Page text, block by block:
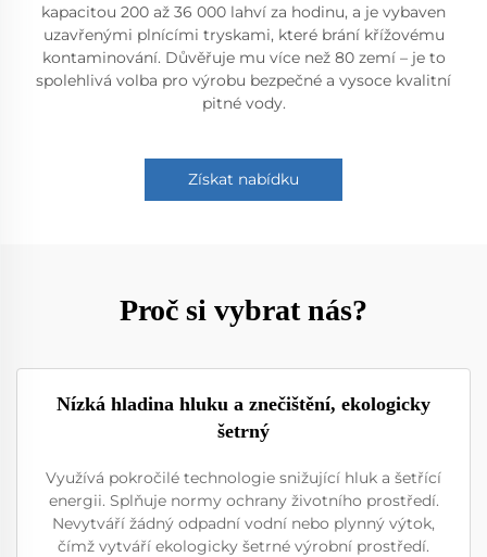
kapacitou 200 až 36 000 lahví za hodinu, a je vybaven
uzavřenými plnícími tryskami, které brání křížovému
kontaminování. Důvěřuje mu více než 80 zemí – je to
spolehlivá volba pro výrobu bezpečné a vysoce kvalitní
pitné vody.
Získat nabídku
Proč si vybrat nás?
Nízká hladina hluku a znečištění, ekologicky
šetrný
Využívá pokročilé technologie snižující hluk a šetřící
energii. Splňuje normy ochrany životního prostředí.
Nevytváří žádný odpadní vodní nebo plynný výtok,
čímž vytváří ekologicky šetrné výrobní prostředí.